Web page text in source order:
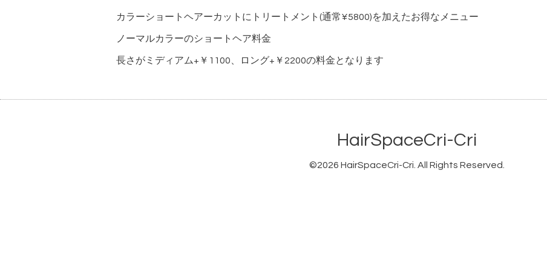
カラーショートヘアーカットにトリートメント(通常¥5800)を加えたお得なメニュー
ノーマルカラーのショートヘア料金
長さがミディアム+￥1100、ロング+￥2200の料金となります
HairSpaceCri-Cri
©2026 HairSpaceCri-Cri . All Rights Reserved.